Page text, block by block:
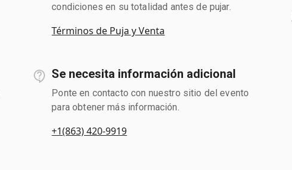
condiciones en su totalidad antes de pujar.
Términos de Puja y Venta
Se necesita información adicional
Ponte en contacto con nuestro sitio del evento
para obtener más información.
+1(863) 420-9919